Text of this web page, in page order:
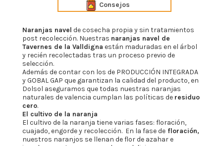
Consejos
Naranjas navel de cosecha propia y sin tratamientos
post recolección. Nuestras naranjas navel de
Tavernes de la Valldigna están maduradas en el árbol
y recién recolectadas tras un proceso previo de
selección.
Además de contar con los de PRODUCCIÓN INTEGRADA
y GOBAL GAP que garantizan la calidad del producto, en
Dolsol aseguramos que todas nuestras naranjas
naturales de valencia cumplan las políticas de residuo
cero.
El cultivo de la naranja
El cultivo de la naranja tiene varias fases: floración,
cuajado, engorde y recolección. En la fase defloración,
nuestros naranjos se llenan de flor de azahar e